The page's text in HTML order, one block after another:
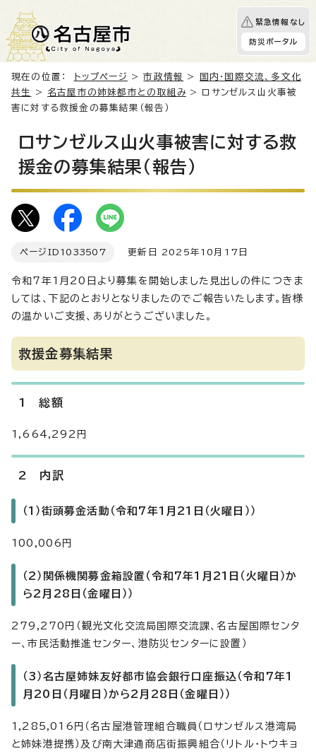
緊急情報なし
防災ポータル
現在の位置： トップページ >市政情報 >
国内・国際交流、多文化
共生
> 名古屋市の姉妹都市との取組み> ロサンゼルス山火事被
害に対する救援金の募集結果（報告）
ロサンゼルス山火事被害に対する救
援金の募集結果（報告）
ページID 1033507 更新日 2025年10月17日
令和7年1月20日より募集を開始しました見出しの件につきま
しては、下記のとおりとなりましたのでご報告いたします。皆様
の温かいご支援、ありがとうございました。
救援金募集結果
1 総額
1,664,292円
2 内訳
（1）街頭募金活動（令和7年1月21日（火曜日））
100,006円
（2）関係機関募金箱設置（令和7年1月21日（火曜日）か
ら2月28日（金曜日））
279,270円（観光文化交流局国際交流課、名古屋国際センタ
ー、市民活動推進センター、港防災センターに設置）
（3）名古屋姉妹友好都市協会銀行口座振込（令和7年1
月20日（月曜日）から2月28日（金曜日））
1,285,016円（名古屋港管理組合職員（ロサンゼルス港湾局
と姉妹港提携）及び南大津通商店街振興組合（リトル・トウキョ